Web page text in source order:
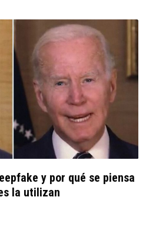
y por qué se piensa
la utilizan